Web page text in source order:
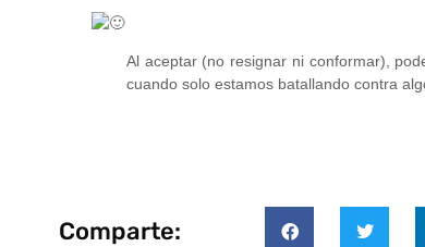
Al aceptar (no resignar ni conformar),
cuando solo estamos batallando contra
Comparte: